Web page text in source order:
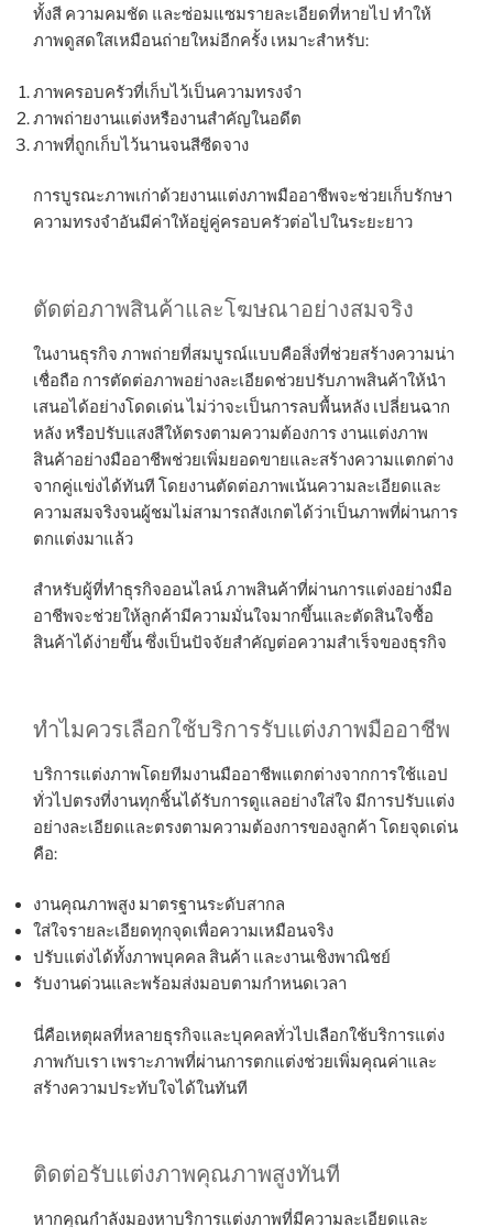
ทั้งสี ความคมชัด และซ่อมแซมรายละเอียดที่หายไป ทำให้
ภาพดูสดใสเหมือนถ่ายใหม่อีกครั้ง เหมาะสำหรับ:
ภาพครอบครัวที่เก็บไว้เป็นความทรงจำ
ภาพถ่ายงานแต่งหรืองานสำคัญในอดีต
ภาพที่ถูกเก็บไว้นานจนสีซีดจาง
การบูรณะภาพเก่าด้วยงานแต่งภาพมืออาชีพจะช่วยเก็บรักษา
ความทรงจำอันมีค่าให้อยู่คู่ครอบครัวต่อไปในระยะยาว
ตัดต่อภาพสินค้าและโฆษณาอย่างสมจริง
ในงานธุรกิจ ภาพถ่ายที่สมบูรณ์แบบคือสิ่งที่ช่วยสร้างความน่า
เชื่อถือ การตัดต่อภาพอย่างละเอียดช่วยปรับภาพสินค้าให้นำ
เสนอได้อย่างโดดเด่น ไม่ว่าจะเป็นการลบพื้นหลัง เปลี่ยนฉาก
หลัง หรือปรับแสงสีให้ตรงตามความต้องการ งานแต่งภาพ
สินค้าอย่างมืออาชีพช่วยเพิ่มยอดขายและสร้างความแตกต่าง
จากคู่แข่งได้ทันที โดยงานตัดต่อภาพเน้นความละเอียดและ
ความสมจริงจนผู้ชมไม่สามารถสังเกตได้ว่าเป็นภาพที่ผ่านการ
ตกแต่งมาแล้ว
สำหรับผู้ที่ทำธุรกิจออนไลน์ ภาพสินค้าที่ผ่านการแต่งอย่างมือ
อาชีพจะช่วยให้ลูกค้ามีความมั่นใจมากขึ้นและตัดสินใจซื้อ
สินค้าได้ง่ายขึ้น ซึ่งเป็นปัจจัยสำคัญต่อความสำเร็จของธุรกิจ
ทำไมควรเลือกใช้บริการรับแต่งภาพมืออาชีพ
บริการแต่งภาพโดยทีมงานมืออาชีพแตกต่างจากการใช้แอป
ทั่วไปตรงที่งานทุกชิ้นได้รับการดูแลอย่างใส่ใจ มีการปรับแต่ง
อย่างละเอียดและตรงตามความต้องการของลูกค้า โดยจุดเด่น
คือ:
งานคุณภาพสูง มาตรฐานระดับสากล
ใส่ใจรายละเอียดทุกจุดเพื่อความเหมือนจริง
ปรับแต่งได้ทั้งภาพบุคคล สินค้า และงานเชิงพาณิชย์
รับงานด่วนและพร้อมส่งมอบตามกำหนดเวลา
นี่คือเหตุผลที่หลายธุรกิจและบุคคลทั่วไปเลือกใช้บริการแต่ง
ภาพกับเรา เพราะภาพที่ผ่านการตกแต่งช่วยเพิ่มคุณค่าและ
สร้างความประทับใจได้ในทันที
ติดต่อรับแต่งภาพคุณภาพสูงทันที
หากคุณกำลังมองหาบริการแต่งภาพที่มีความละเอียดและ